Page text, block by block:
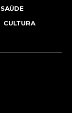
SAÚDE
CULTURA